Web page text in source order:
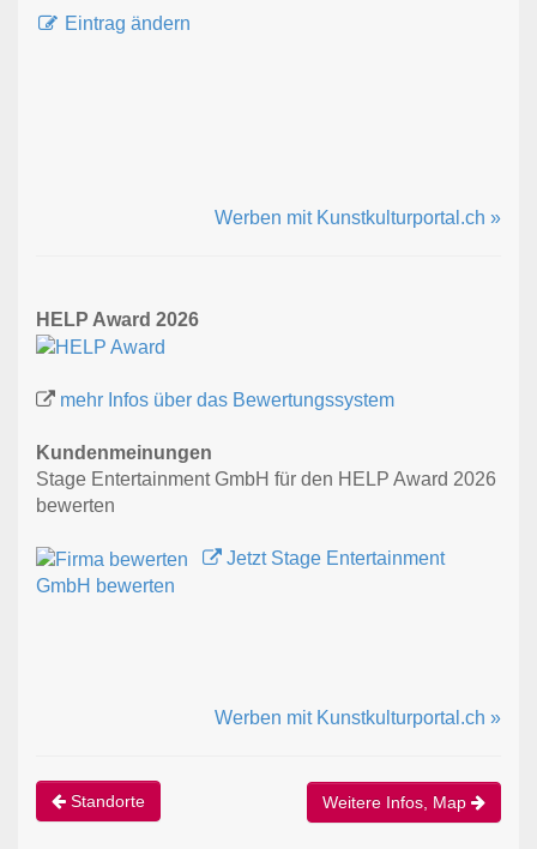
Eintrag ändern
Werben mit Kunstkulturportal.ch »
HELP Award 2026
mehr Infos über das Bewertungssystem
Kundenmeinungen
Stage Entertainment GmbH für den HELP Award 2026
bewerten
Jetzt Stage Entertainment
GmbH bewerten
Werben mit Kunstkulturportal.ch »
Standorte Weitere Infos, Map